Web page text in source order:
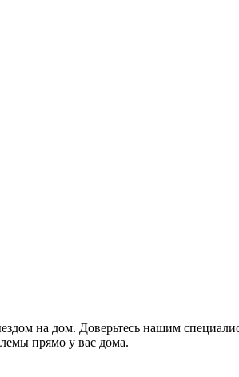
на дом. Доверьтесь нашим
прямо у вас дома.